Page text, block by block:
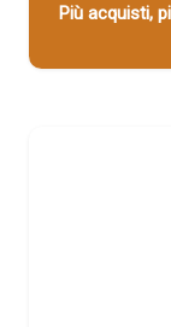
Più acquisti,